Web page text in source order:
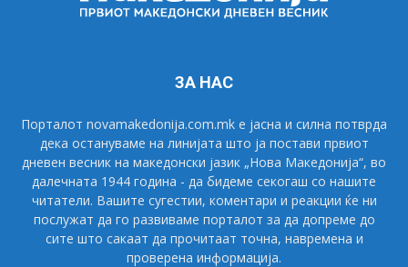
ЗА НАС
Порталот novamakedonija.com.mk е јасна и силна потврда
дека остануваме на линијата што ја постави првиот
дневен весник на македонски јазик „Нова Македонија“, во
далечната 1944 година - да бидеме секогаш со нашите
читатели. Вашите сугестии, коментари и реакции ќе ни
послужат да го развиваме порталот за да допреме до
сите што сакаат да прочитаат точна, навремена и
проверена информација.